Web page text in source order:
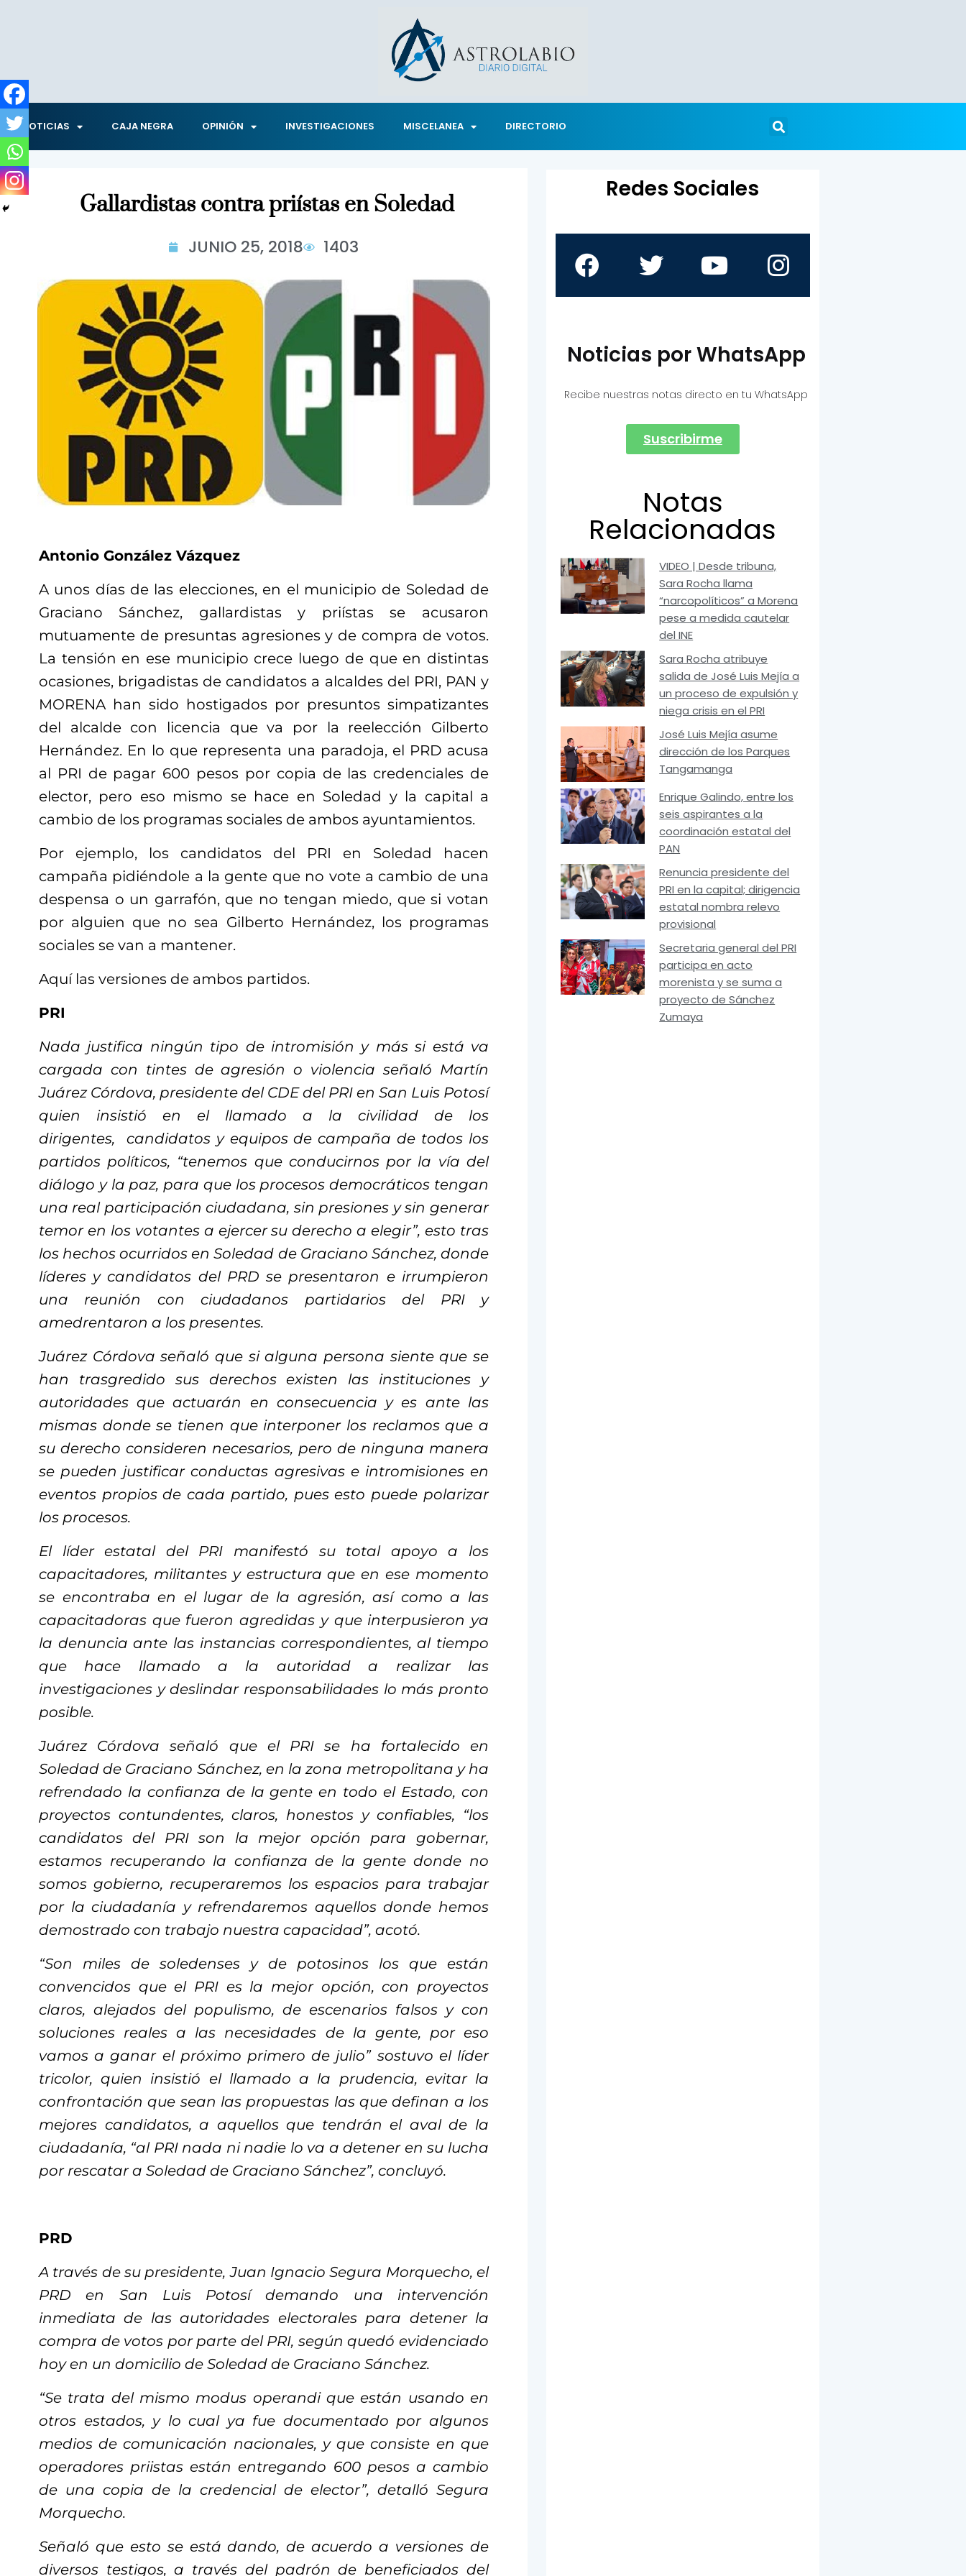
NOTICIAS CAJA NEGRA OPINIÓN INVESTIGACIONES MISCELANEA DIRECTORIO
Gallardistas contra priístas en Soledad
JUNIO 25, 2018 1403
Antonio González Vázquez
A unos días de las elecciones, en el municipio de Soledad de
Graciano Sánchez, gallardistas y priístas se acusaron
mutuamente de presuntas agresiones y de compra de votos.
La tensión en ese municipio crece luego de que en distintas
ocasiones, brigadistas de candidatos a alcaldes del PRI, PAN y
MORENA han sido hostigados por presuntos simpatizantes
del alcalde con licencia que va por la reelección Gilberto
Hernández. En lo que representa una paradoja, el PRD acusa
al PRI de pagar 600 pesos por copia de las credenciales de
elector, pero eso mismo se hace en Soledad y la capital a
cambio de los programas sociales de ambos ayuntamientos.
Por ejemplo, los candidatos del PRI en Soledad hacen
campaña pidiéndole a la gente que no vote a cambio de una
despensa o un garrafón, que no tengan miedo, que si votan
por alguien que no sea Gilberto Hernández, los programas
sociales se van a mantener.
Aquí las versiones de ambos partidos.
PRI
Nada justifica ningún tipo de intromisión y más si está va
cargada con tintes de agresión o violencia señaló Martín
Juárez Córdova, presidente del CDE del PRI en San Luis Potosí
quien insistió en el llamado a la civilidad de los
dirigentes, candidatos y equipos de campaña de todos los
partidos políticos, “tenemos que conducirnos por la vía del
diálogo y la paz, para que los procesos democráticos tengan
una real participación ciudadana, sin presiones y sin generar
temor en los votantes a ejercer su derecho a elegir”, esto tras
los hechos ocurridos en Soledad de Graciano Sánchez, donde
líderes y candidatos del PRD se presentaron e irrumpieron
una reunión con ciudadanos partidarios del PRI y
amedrentaron a los presentes.
Juárez Córdova señaló que si alguna persona siente que se
han trasgredido sus derechos existen las instituciones y
autoridades que actuarán en consecuencia y es ante las
mismas donde se tienen que interponer los reclamos que a
su derecho consideren necesarios, pero de ninguna manera
se pueden justificar conductas agresivas e intromisiones en
eventos propios de cada partido, pues esto puede polarizar
los procesos.
El líder estatal del PRI manifestó su total apoyo a los
capacitadores, militantes y estructura que en ese momento
se encontraba en el lugar de la agresión, así como a las
capacitadoras que fueron agredidas y que interpusieron ya
la denuncia ante las instancias correspondientes, al tiempo
que hace llamado a la autoridad a realizar las
investigaciones y deslindar responsabilidades lo más pronto
posible.
Juárez Córdova señaló que el PRI se ha fortalecido en
Soledad de Graciano Sánchez, en la zona metropolitana y ha
refrendado la confianza de la gente en todo el Estado, con
proyectos contundentes, claros, honestos y confiables, “los
candidatos del PRI son la mejor opción para gobernar,
estamos recuperando la confianza de la gente donde no
somos gobierno, recuperaremos los espacios para trabajar
por la ciudadanía y refrendaremos aquellos donde hemos
demostrado con trabajo nuestra capacidad”, acotó.
“Son miles de soledenses y de potosinos los que están
convencidos que el PRI es la mejor opción, con proyectos
claros, alejados del populismo, de escenarios falsos y con
soluciones reales a las necesidades de la gente, por eso
vamos a ganar el próximo primero de julio” sostuvo el líder
tricolor, quien insistió el llamado a la prudencia, evitar la
confrontación que sean las propuestas las que definan a los
mejores candidatos, a aquellos que tendrán el aval de la
ciudadanía, “al PRI nada ni nadie lo va a detener en su lucha
por rescatar a Soledad de Graciano Sánchez”, concluyó.
PRD
A través de su presidente, Juan Ignacio Segura Morquecho, el
PRD en San Luis Potosí demando una intervención
inmediata de las autoridades electorales para detener la
compra de votos por parte del PRI, según quedó evidenciado
hoy en un domicilio de Soledad de Graciano Sánchez.
“Se trata del mismo modus operandi que están usando en
otros estados, y lo cual ya fue documentado por algunos
medios de comunicación nacionales, y que consiste en que
operadores priistas están entregando 600 pesos a cambio
de una copia de la credencial de elector”, detalló Segura
Morquecho.
Señaló que esto se está dando, de acuerdo a versiones de
diversos testigos, a través del padrón de beneficiados del
Redes Sociales
Noticias por WhatsApp
Recibe nuestras notas directo en tu WhatsApp
Suscribirme
Notas
Relacionadas
VIDEO | Desde tribuna,
Sara Rocha llama
“narcopolíticos” a Morena
pese a medida cautelar
del INE
Sara Rocha atribuye
salida de José Luis Mejía a
un proceso de expulsión y
niega crisis en el PRI
José Luis Mejía asume
dirección de los Parques
Tangamanga
Enrique Galindo, entre los
seis aspirantes a la
coordinación estatal del
PAN
Renuncia presidente del
PRI en la capital; dirigencia
estatal nombra relevo
provisional
Secretaria general del PRI
participa en acto
morenista y se suma a
proyecto de Sánchez
Zumaya